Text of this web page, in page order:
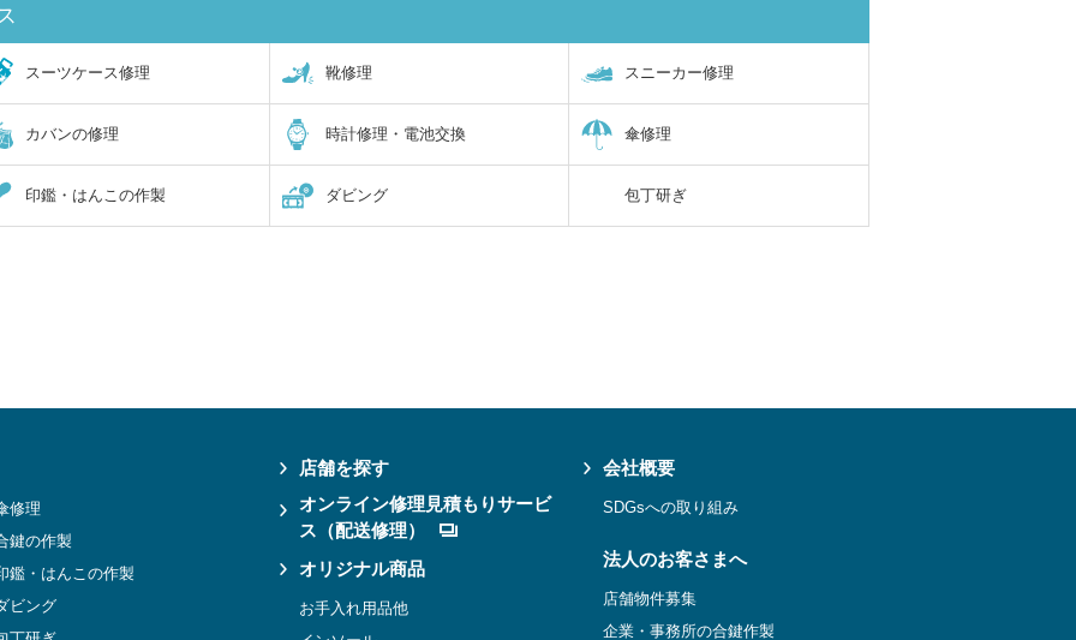
スーツケース修理 靴修理 スニーカー修理
カバンの修理 時計修理・電池交換 傘修理
印鑑・はんこの作製 ダビング 包丁研ぎ
修理
鍵の作製
鑑・はんこの作製
ビング
店舗を探す
オンライン修理見積もりサービ
ス（配送修理）
オリジナル商品
お手入れ用品他
会社概要
SDGsへの取り組み
法人のお客さまへ
店舗物件募集
企業・事務所の合鍵作製